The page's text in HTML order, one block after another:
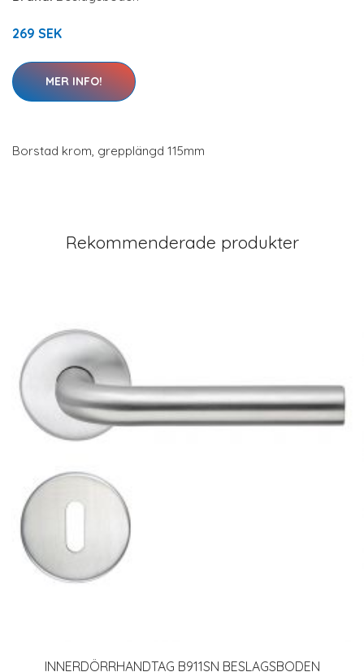
269 SEK
MER INFO!
Borstad krom, grepplängd 115mm
Rekommenderade produkter
INNERDÖRRHANDTAG B911SN BESLAGSBODEN